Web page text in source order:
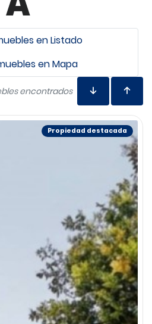
en Listado
en Mapa
encontrados
Propiedad destacada